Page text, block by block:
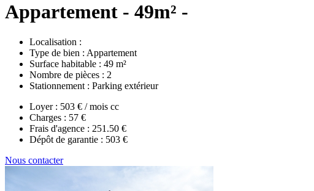
Appartement - 49m² -
Localisation :
Type de bien : Appartement
Surface habitable : 49 m²
Nombre de pièces : 2
Stationnement : Parking extérieur
Loyer : 503 € / mois cc
Charges : 57 €
Frais d'agence : 251.50 €
Dépôt de garantie : 503 €
Nous contacter